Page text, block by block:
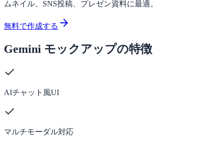
ムネイル、SNS投稿、プレゼン資料に最適。
無料で作成する
Gemini モックアップの特徴
AIチャット風UI
マルチモーダル対応